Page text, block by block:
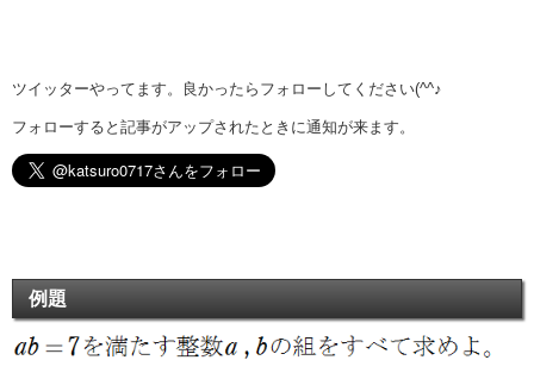
ツイッターやってます。良かったらフォローしてください(^^♪
フォローすると記事がアップされたときに通知が来ます。
例題